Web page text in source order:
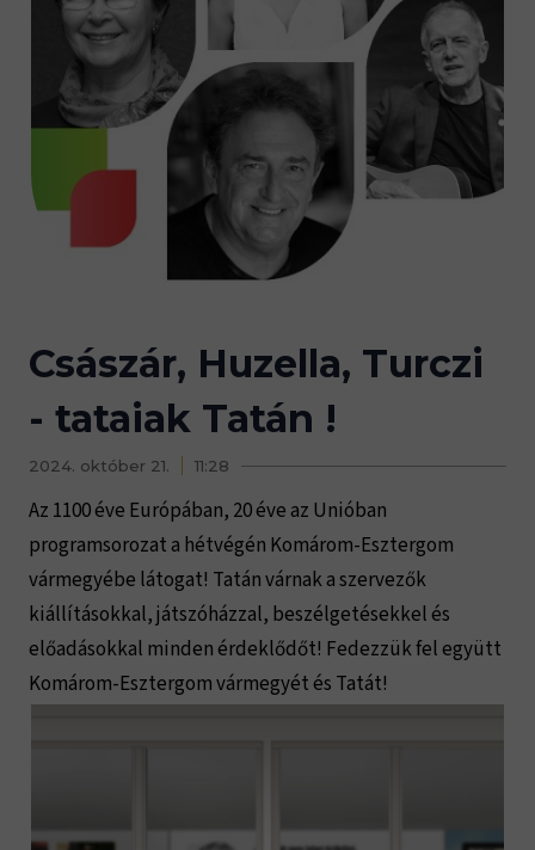
Császár, Huzella, Turczi
- tataiak Tatán !
2024. október 21. 11:28
Az 1100 éve Európában, 20 éve az Unióban
programsorozat a hétvégén Komárom-Esztergom
vármegyébe látogat! Tatán várnak a szervezők
kiállításokkal, játszóházzal, beszélgetésekkel és
előadásokkal minden érdeklődőt! Fedezzük fel együtt
Komárom-Esztergom vármegyét és Tatát!